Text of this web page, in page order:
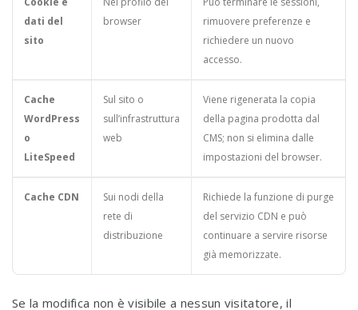
dati del
sito
browser
rimuovere preferenze e
richiedere un nuovo
accesso.
Cache
WordPress
o
LiteSpeed
Sul sito o
sull’infrastruttura
web
Viene rigenerata la copia
della pagina prodotta dal
CMS; non si elimina dalle
impostazioni del browser.
Cache CDN
Sui nodi della
rete di
distribuzione
Richiede la funzione di purge
del servizio CDN e può
continuare a servire risorse
già memorizzate.
Se la modifica non è visibile a nessun visitatore, il